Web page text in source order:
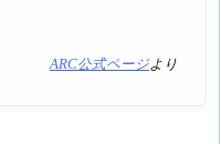
ARC公式ページより